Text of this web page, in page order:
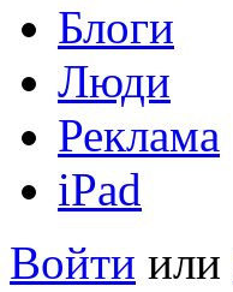
Блоги
Люди
Реклама
iPad
Войти или